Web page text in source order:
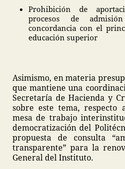
Prohibición de
procesos de
concordancia con el
educación superior
Asimismo, en materia
que mantiene una
Secretaría de Hacienda y
sobre este tema, respecto
mesa de trabajo
democratización del
propuesta de consulta
transparente” para la
General del Instituto.